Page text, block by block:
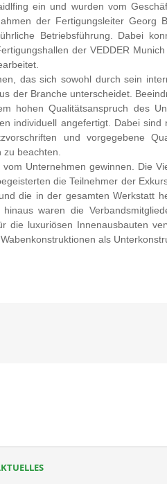
ein und wurden vom
der Fertigungsleiter Georg
Betriebsführung. Dabei
der VEDDER
das sich sowohl durch sein
der Branche unterscheidet.
hohen Qualitätsanspruch des
individuell angefertigt. Dabei sind
und vorgegebene
zu beachten.
Unternehmen gewinnen. Die
die Teilnehmer der
die in der gesamten Werkstatt
waren die
die luxuriösen Innenausbauten
als